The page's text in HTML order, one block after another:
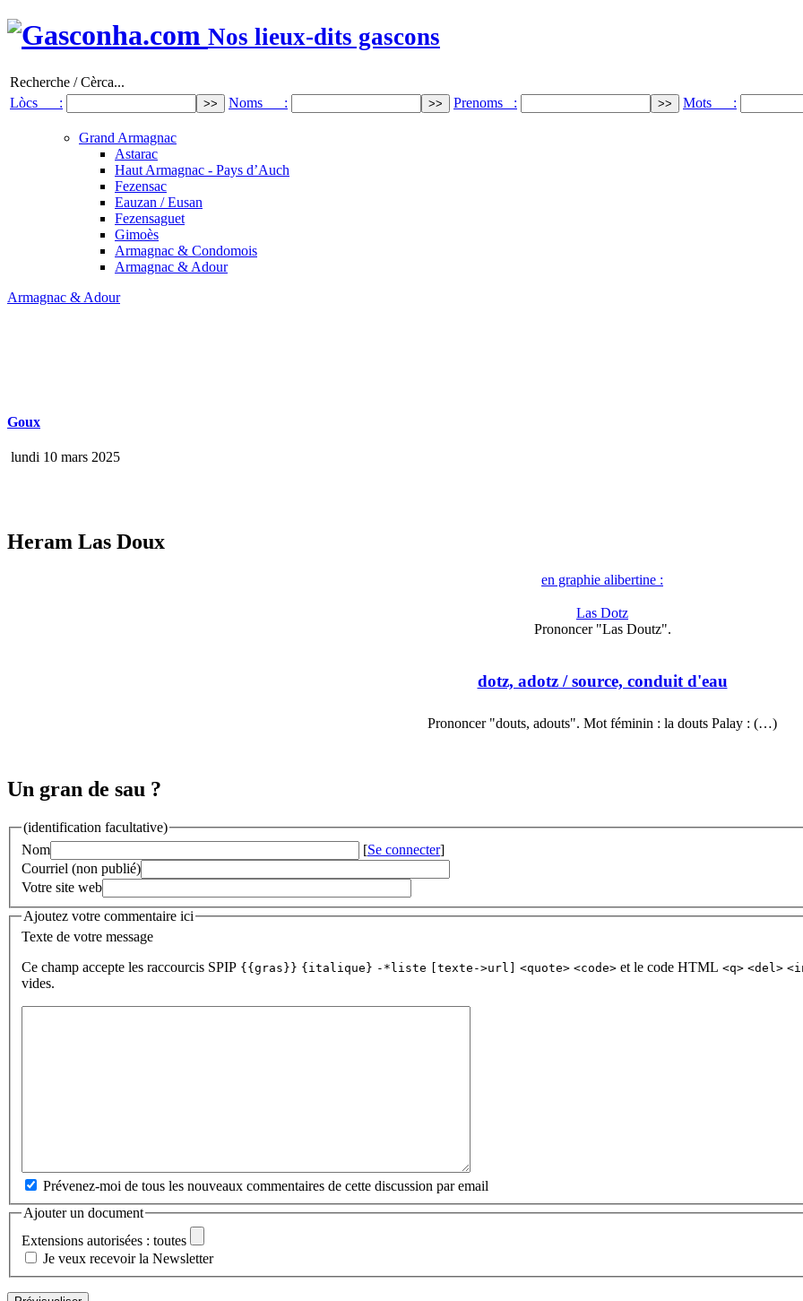
Nos lieux-dits gascons
Recherche / Cèrca...
Lòcs :
Noms : Prenoms : Mots :
Grand Armagnac
Astarac
Haut Armagnac - Pays d’Auch
Fezensac
Eauzan / Eusan
Fezensaguet
Gimoès
Armagnac & Condomois
Armagnac & Adour
Armagnac & Adour
Goux
lundi 10 mars 2025
Heram Las Doux
en graphie alibertine :
Las Dotz
Prononcer "Las Doutz".
dotz, adotz/ source, conduit d'eau
Prononcer "douts, adouts". Mot féminin : la douts Palay : (…)
Un gran de sau ?
(identification facultative)
Nom
[Se connecter]
Courriel (non publié)
Votre site web
Ajoutez votre commentaire ici
Texte de votre message
Ce champ accepte les raccourcis SPIP {{gras}} {italique} -*liste [texte->url] <quote> <code> et le code HTML <q> <del>
vides.
Prévenez-moi de tous les nouveaux commentaires de cette discussion par email
Ajouter un document
Extensions autorisées : toutes
Je veux recevoir la Newsletter